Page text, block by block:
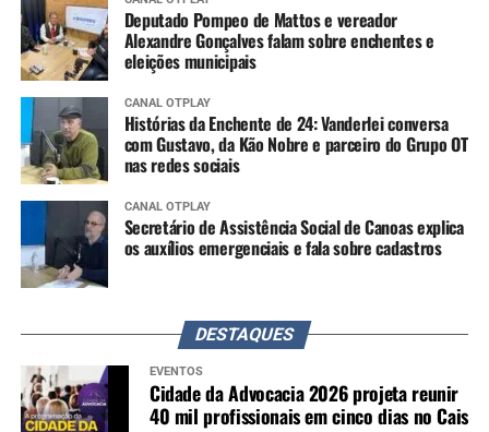
Deputado Pompeo de Mattos e vereador
Alexandre Gonçalves falam sobre enchentes e
eleições municipais
CANAL OTPLAY
Histórias da Enchente de 24: Vanderlei conversa
com Gustavo, da Kão Nobre e parceiro do Grupo OT
nas redes sociais
CANAL OTPLAY
Secretário de Assistência Social de Canoas explica
os auxílios emergenciais e fala sobre cadastros
DESTAQUES
EVENTOS
Cidade da Advocacia 2026 projeta reunir
40 mil profissionais em cinco dias no Cais